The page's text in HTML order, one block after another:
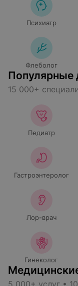
Психиатр
Флеболог
Популярные
15 000+
Педиатр
Гастроэнтеролог
Лор-врач
Гинеколог
5 000+ услуг •